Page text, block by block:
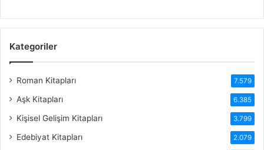
Kategoriler
Roman Kitapları 7.579
Aşk Kitapları 6.385
Kişisel Gelişim Kitapları 3.799
Edebiyat Kitapları 2.079